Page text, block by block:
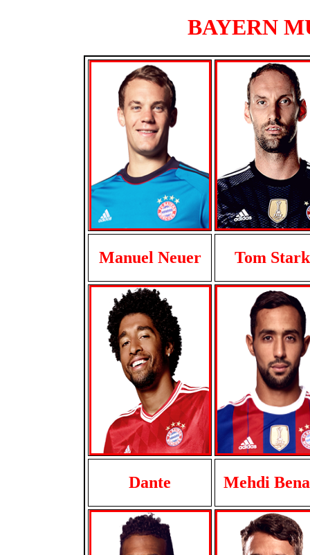
BAYERN
Manuel Neuer Tom
Dante Mehdi